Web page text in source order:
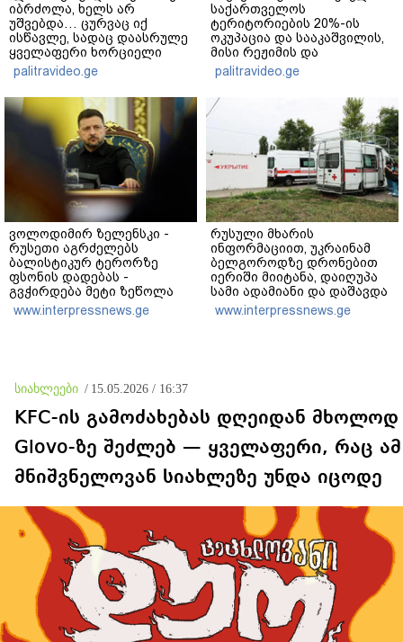
იბრძოლა, ხელს არ
უშვებდა… ცურვაც იქ
ისწავლე, სადაც დაასრულე
ყველაფერი ხორციელი
ცხოვრებიდან" – რას წერს
ხობში დაღუპული დედა-
შვილის ახლობელი?
palitravideo.ge
საქართველოს
ტერიტორიების 20%-ის
ოკუპაცია და სააკაშვილის,
მისი რეჟიმის და
"ნაცმოძრაობის" ღალატი
ვერანაირად ვერ
გადაფარავს ამ
დანაშაულს" - ირაკლი
palitravideo.ge
ვოლოდიმირ ზელენსკი -
რუსეთი აგრძელებს
ბალისტიკურ ტერორზე
ფსონის დადებას -
გვჭირდება მეტი ზეწოლა
www.interpressnews.ge
რუსული მხარის
ინფორმაციით, უკრაინამ
ბელგოროდზე დრონებით
იერიში მიიტანა, დაიღუპა
სამი ადამიანი და დაშავდა
25
www.interpressnews.ge
სიახლეები / 15.05.2026 / 16:37
KFC-ის გამოძახებას დღეიდან მხოლოდ
Glovo-ზე შეძლებ — ყველაფერი, რაც ამ
მნიშვნელოვან სიახლეზე უნდა იცოდე